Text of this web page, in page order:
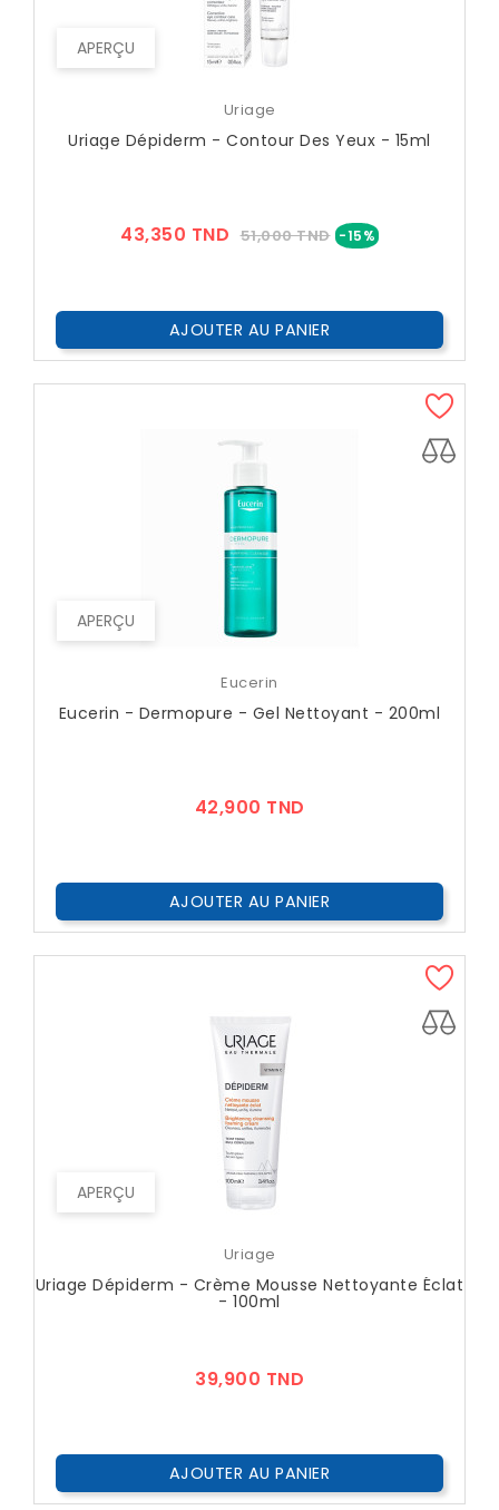
APERÇU
Uriage
Uriage Dépiderm - Contour Des Yeux - 15ml
43,350 TND Prix
51,000 TND -15%Prix
AJOUTER AU PANIER
APERÇU
Eucerin
Eucerin - Dermopure - Gel Nettoyant - 200ml
42,900 TND
AJOUTER AU PANIER
APERÇU
Uriage
Uriage Dépiderm - Crème Mousse Nettoyante Éclat
- 100ml
39,900 TND
AJOUTER AU PANIER